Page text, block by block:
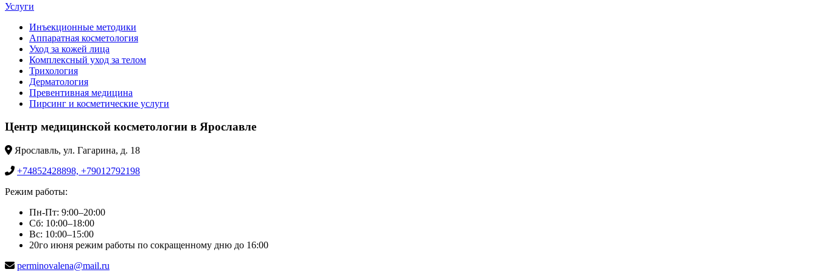
Услуги
Инъекционные методики
Аппаратная косметология
Уход за кожей лица
Комплексный уход за телом
Трихология
Дерматология
Превентивная медицина
Пирсинг и косметические услуги
Центр медицинской косметологии в Ярославле
Ярославль, ул. Гагарина, д. 18
+74852428898, +79012792198
Режим работы:
Пн-Пт: 9:00–20:00
Сб: 10:00–18:00
Вс: 10:00–15:00
20го июня режим работы по сокращенному дню до 16:00
perminovalena@mail.ru